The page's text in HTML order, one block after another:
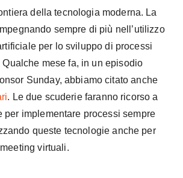
della tecnologia moderna. La
sempre di più nell’utilizzo
per lo sviluppo di processi
mese fa, in un episodio
Sunday, abbiamo citato anche
. Le due scuderie faranno ricorso a
per implementare processi sempre
queste tecnologie anche per
virtuali.